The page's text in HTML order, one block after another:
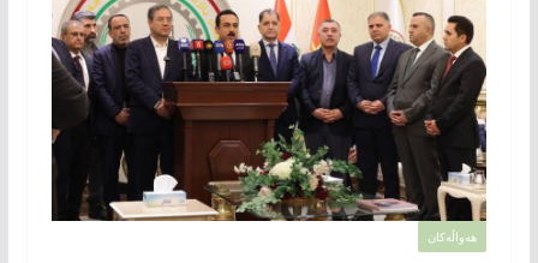
هەواڵەکان